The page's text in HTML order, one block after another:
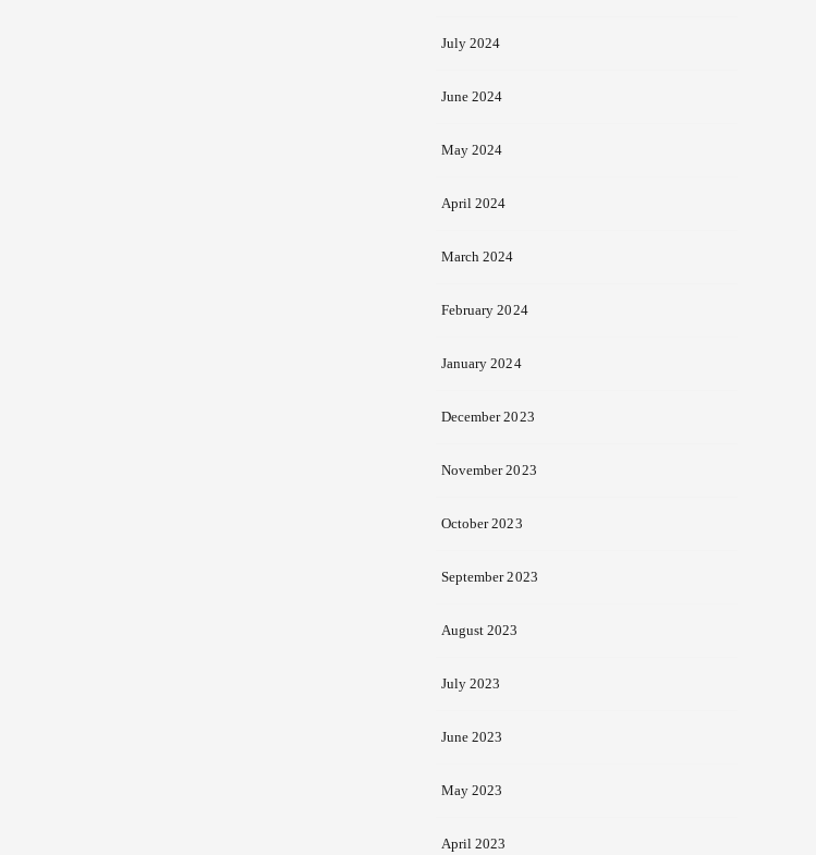
July 2024
June 2024
May 2024
April 2024
March 2024
February 2024
January 2024
December 2023
November 2023
October 2023
September 2023
August 2023
July 2023
June 2023
May 2023
April 2023